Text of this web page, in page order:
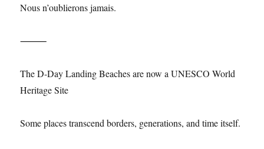
Nous n’oublierons jamais.
⸻
The D-Day Landing Beaches are now a UNESCO World
Heritage Site
Some places transcend borders, generations, and time itself.